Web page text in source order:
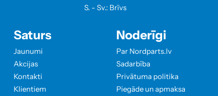
S. - Sv.: Brīvs
Saturs
Jaunumi
Akcijas
Kontakti
Klientiem
Noderīgi
Par Nordparts.lv
Sadarbība
Privātuma politika
Piegāde un apmaksa